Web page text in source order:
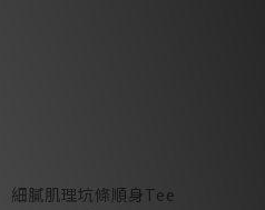
細膩肌理坑條順身Tee